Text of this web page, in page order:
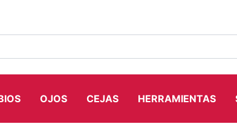
OJOS CEJAS HERRAMIENTAS